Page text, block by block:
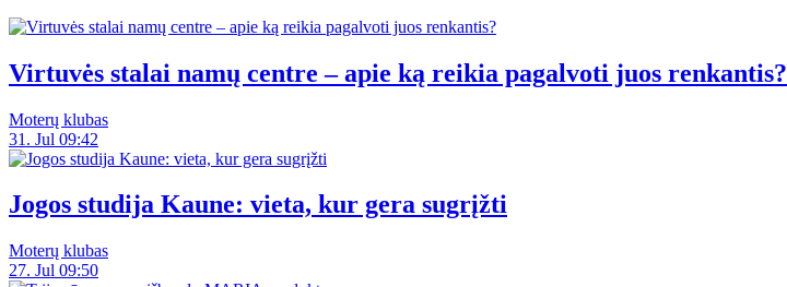
Virtuvės stalai namų centre – apie ką reikia pagalvoti juos renkantis?
Moterų klubas
31. Jul 09:42
Jogos studija Kaune: vieta, kur gera sugrįžti
Moterų klubas
27. Jul 09:50